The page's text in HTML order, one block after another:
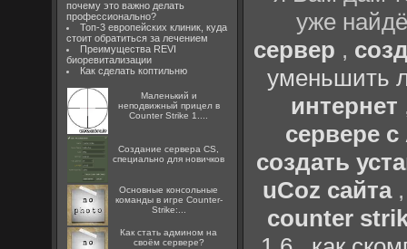
почему это важно делать
профессионально?
Топ-3 европейских клиник, куда
стоит обратиться за лечением
Преимущества REVI
биоревитализации
Как сделать коптильню
Маленький и
неподвижный прицел в
Counter Strike 1....
Создание сервера CS,
специально для новичков
Основные консольные
команды в игре Counter-
Strike:...
Как стать админом на
своём сервере?
уже
сервер ,
уменьшить
интернет
сервере
создать
uCoz сайта
counter